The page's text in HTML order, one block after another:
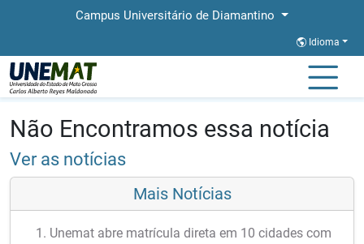
Campus Universitário de Diamantino
Idioma
Página Inicial
Não Encontramos essa notícia
Ver as notícias
Mais Notícias
Unemat abre matrícula direta em 10 cidades com